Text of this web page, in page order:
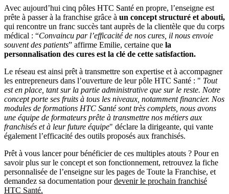
Avec aujourd’hui cinq pôles HTC Santé en propre, l’enseigne est
prête à passer à la franchise grâce à un concept structuré et abouti,
qui rencontre un franc succès tant auprès de la clientèle que du corps
médical : “Convaincu par l’efficacité de nos cures, il nous envoie
souvent des patients” affirme Emilie, certaine que la
personnalisation des cures est la clé de cette satisfaction.
Le réseau est ainsi prêt à transmettre son expertise et à accompagner
les entrepreneurs dans l’ouverture de leur pôle HTC Santé : " Tout
est en place, tant sur la partie administrative que sur le reste. Notre
concept porte ses fruits à tous les niveaux, notamment financier. Nos
modules de formations HTC Santé sont très complets, nous avons
une équipe de formateurs prête à transmettre nos métiers aux
franchisés et à leur future équipe" déclare la dirigeante, qui vante
également l’efficacité des outils proposés aux franchisés.
Prêt à vous lancer pour bénéficier de ces multiples atouts ? Pour en
savoir plus sur le concept et son fonctionnement, retrouvez la fiche
personnalisée de l’enseigne sur les pages de Toute la Franchise, et
demandez sa documentation pourdevenir le prochain franchisé
HTC Santé.